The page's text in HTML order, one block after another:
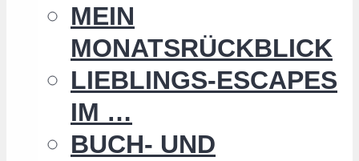
MEIN
MONATSRÜCKBLICK
LIEBLINGS-ESCAPES
IM …
BUCH- UND